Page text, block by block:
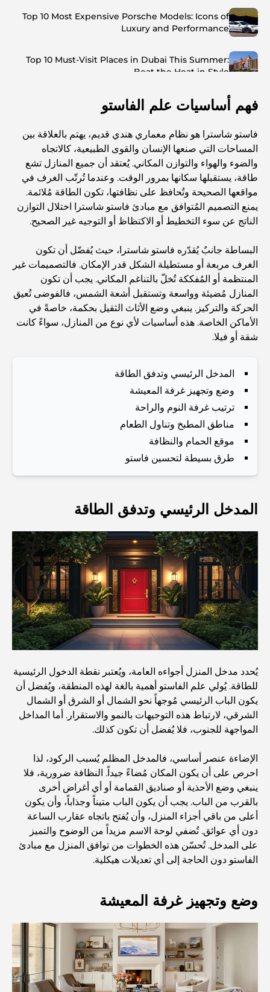
Top 10 Most Expensive Porsche Models: Icons of
Luxury and Performance
Top 10 Must-Visit Places in Dubai This Summer:
Beat the Heat in Style
Top 7 Busiest Airports in the World: Hub of Global
Abu Dhabi vs Dubai: A Practical Comparison for
Investors and Residents
Best Schools in Downtown Dubai: A Guide for
Families
للتغلب على الحرارة
أفضل الهدايا الفاخرة للرجال: أفكار هدايا مميزة وخالدة
Best Hotels in Business Bay, Dubai: Your Ultimate
Guide
المدارس القريبة من نخلة جميرا: دليل شامل للعائلات
Dubai Vision 2040 - Green Living, Scenic Routes
and a Smarter Metro Network
أفضل المقاهي في دبي بإطلالة خلابة: مزيج مثالي من المذاق
الرائع والمناظر الطبيعية الساحرة
مطاعم بإطلالة على برج العرب: تجربة طعام استثنائية في دبي
دليل شامل لأندية شاطئ نخلة جميرا لعام 2026
المطاعم الإيطالية في وسط مدينة دبي: تذوق إيطاليا في قلب
المدينة
أفضل 7 نوادي رياضية في دبي هيلز: اللياقة البدنية في أبهى
صورها
الدليل الأمثل لمطاعم الطعام الفاخر في نخلة جميرا
اكتشف أفضل وجبة إفطار في منطقة الخليج التجاري، دبي
المستشفيات الحكومية في دبي: رعاية صحية شاملة للجميع
أغلى سيارة لامبورغيني على الإطلاق: قائمة هواة الجمع
أغلى مدارس جيمس في دبي: دليل شامل للآباء
أفضل المطاعم الهندية في دبي: رحلة طهي
اكتشف ممشى نخلة جميرا: جولة بين الفخامة والإطلالات الخلابة
فهم أساسيات علم الفاستو
فاستو شاسترا هو نظام معماري هندي قديم، يهتم بالعلاقة بين
المساحات التي صنعها الإنسان والقوى الطبيعية، كالاتجاه
والضوء والهواء والتوازن المكاني. يُعتقد أن جميع المنازل تشع
طاقة، يستقبلها سكانها بمرور الوقت. وعندما تُرتّب الغرف في
مواقعها الصحيحة وتُحافظ على نظافتها، تكون الطاقة مُلائمة.
يمنع التصميم المُتوافق مع مبادئ فاستو شاسترا اختلال التوازن
الناتج عن سوء التخطيط أو الاكتظاظ أو التوجيه غير الصحيح.
البساطة جانبٌ يُقدّره فاستو شاسترا، حيث يُفضّل أن تكون
الغرف مربعة أو مستطيلة الشكل قدر الإمكان. فالتصميمات غير
المنتظمة أو المُفككة تُخلّ بالتناغم المكاني. يجب أن تكون
المنازل مُضيئة وواسعة وتستقبل أشعة الشمس، فالفوضى تُعيق
الحركة والتركيز. ينبغي وضع الأثاث الثقيل بحكمة، خاصةً في
الأماكن الخاصة. هذه أساسيات لأي نوع من المنازل، سواءً كانت
شقة أو فيلا.
المدخل الرئيسي وتدفق الطاقة
وضع وتجهيز غرفة المعيشة
ترتيب غرفة النوم والراحة
مناطق المطبخ وتناول الطعام
موقع الحمام والنظافة
طرق بسيطة لتحسين فاستو
المدخل الرئيسي وتدفق الطاقة
يُحدد مدخل المنزل أجواءه العامة، ويُعتبر نقطة الدخول الرئيسية
للطاقة. يُولي علم الفاستو أهمية بالغة لهذه المنطقة، ويُفضل أن
يكون الباب الرئيسي مُوجهاً نحو الشمال أو الشرق أو الشمال
الشرقي، لارتباط هذه التوجيهات بالنمو والاستقرار. أما المداخل
المواجهة للجنوب، فلا يُفضل أن تكون كذلك.
الإضاءة عنصر أساسي، فالمدخل المظلم يُسبب الركود، لذا
احرص على أن يكون المكان مُضاءً جيداً. النظافة ضرورية، فلا
ينبغي وضع الأحذية أو صناديق القمامة أو أي أغراض أخرى
بالقرب من الباب. يجب أن يكون الباب متيناً وجذاباً، وأن يكون
أعلى من باقي أجزاء المنزل، وأن يُفتح باتجاه عقارب الساعة
دون أي عوائق. تُضفي لوحة الاسم مزيداً من الوضوح والتميز
على المدخل. تُحسّن هذه الخطوات من توافق المنزل مع مبادئ
الفاستو دون الحاجة إلى أي تعديلات هيكلية.
وضع وتجهيز غرفة المعيشة